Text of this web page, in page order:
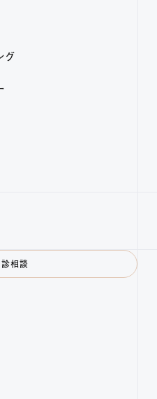
グ
相談